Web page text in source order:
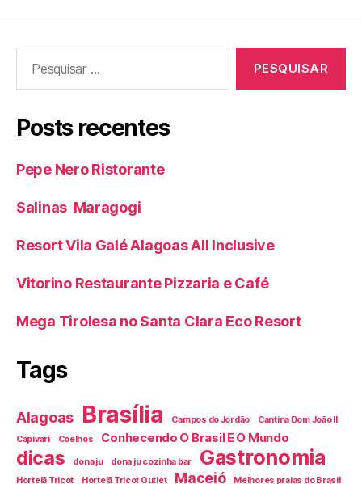
por:
Posts recentes
Pepe Nero Ristorante
Salinas Maragogi
Resort Vila Galé Alagoas All Inclusive
Vitorino Restaurante Pizzaria e Café
Mega Tirolesa no Santa Clara Eco Resort
Tags
Alagoas Brasília Campos do Jordão
Cantina Dom João II
Capivari
Coelhos Conhecendo O Brasil E O Mundo
dicas dona ju dona ju cozinha bar Gastronomia
Hortelã Tricot Hortelã Tricot Outlet Maceió Melhores praias do Brasil